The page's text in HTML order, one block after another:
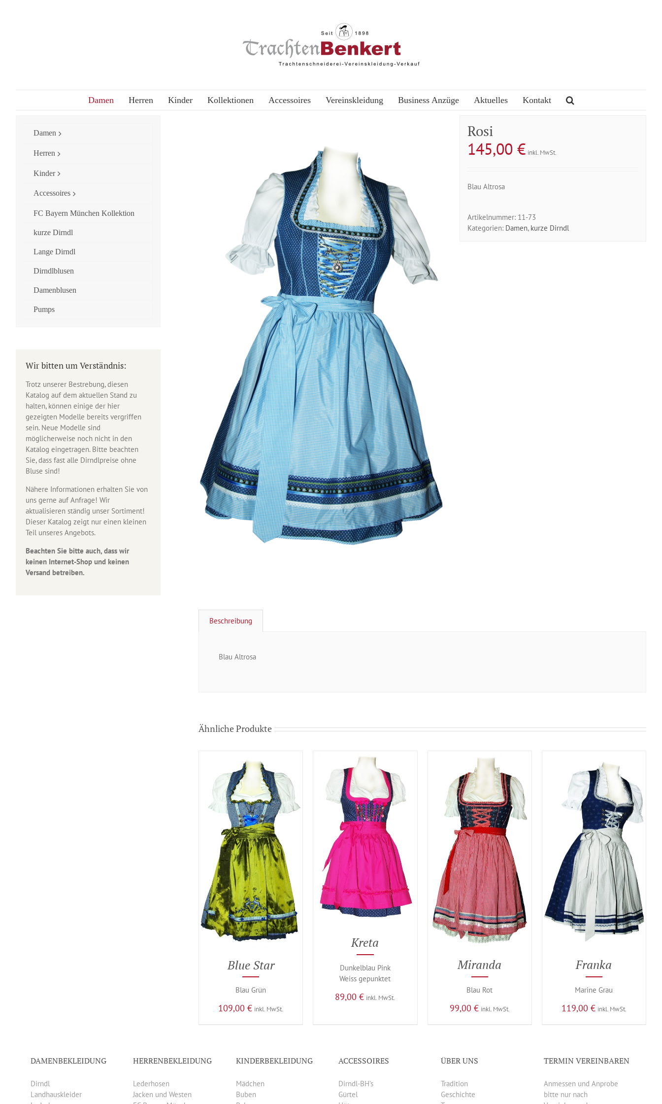
Damen Herren Kinder Kollektionen Accessoires Vereinskleidung Business Anzüge Aktuelles Kontakt
Rosi
145,00€ inkl. MwSt.
Blau Altrosa
Artikelnummer: 11-73
Kategorien: Damen, kurze Dirndl
Beschreibung
Blau Altrosa
Ähnliche Produkte
Blue Star
Blau Grün
109,00€ inkl. MwSt.
Kreta
Dunkelblau Pink
Weiss gepunktet
89,00€ inkl. MwSt.
Miranda
Blau Rot
99,00 € inkl. MwSt.
Franka
Marine Grau
119,00 € inkl. MwSt.
Damen
Herren
Kinder
Accessoires
FC Bayern München Kollektion
kurze Dirndl
Lange Dirndl
Dirndlblusen
Damenblusen
Pumps
Wir bitten um Verständnis:
Trotz unserer Bestrebung, diesen
Katalog auf dem aktuellen Stand zu
halten, können einige der hier
gezeigten Modelle bereits vergriffen
sein. Neue Modelle sind
möglicherweise noch nicht in den
Katalog eingetragen. Bitte beachten
Sie, dass fast alle Dirndlpreise ohne
Bluse sind!
Nähere Informationen erhalten Sie von
uns gerne auf Anfrage! Wir
aktualisieren ständig unser Sortiment!
Dieser Katalog zeigt nur einen kleinen
Teil unseres Angebots.
Beachten Sie bitte auch, dass wir
keinen Internet-Shop und keinen
Versand betreiben.
DAMENBEKLEIDUNG
Dirndl
Landhauskleider
HERRENBEKLEIDUNG
Lederhosen
Jacken und Westen
KINDERBEKLEIDUNG
Mädchen
Buben
ACCESSOIRES
Dirndl-BH’s
Gürtel
ÜBER UNS
Tradition
Geschichte
TERMIN VEREINBAREN
Anmessen und Anprobe
bitte nur nach